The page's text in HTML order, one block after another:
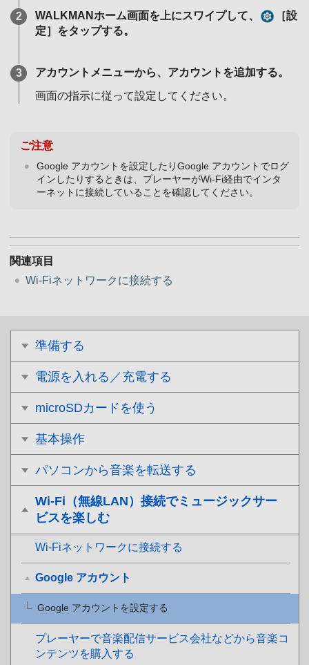
準備する
電源を入れる／充電する
microSDカードを使う
基本操作
パソコンから音楽を転送する
Wi-Fi（無線LAN）接続でミュージックサー
ビスを楽しむ
Wi-Fiネットワークに接続する
Google アカウント
Google アカウントを設定する
プレーヤーで音楽配信サービス会社などから音楽コ
ンテンツを購入する
WALKMANホーム画面を上にスワイプして、
［設
定］をタップする。
アカウントメニューから、アカウントを追加する。
画面の指示に従って設定してください。
ご注意
Google アカウントを設定したりGoogle アカウントでログ
インしたりするときは、プレーヤーがWi-Fi経由でインタ
ーネットに接続していることを確認してください。
関連項目
Wi-Fiネットワークに接続する